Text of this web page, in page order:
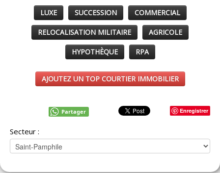
LUXE SUCCESSION COMMERCIAL
RELOCALISATION MILITAIRE AGRICOLE
HYPOTHÈQUE RPA
AJOUTEZ UN TOP COURTIER IMMOBILIER
Enregistrer
Partager
Secteur :